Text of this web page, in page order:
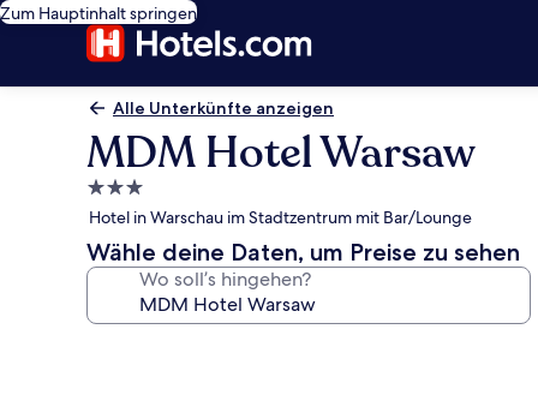
Zum Hauptinhalt springen
Alle Unterkünfte anzeigen
MDM Hotel Warsaw
3.0-
Sterne-
Unterkunft
Hotel in Warschau im Stadtzentrum mit Bar/Lounge
Wähle deine Daten, um Preise zu sehen
Wo soll’s hingehen?